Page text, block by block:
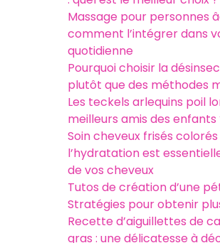
Massage pour personnes
comment l’intégrer dans
quotidienne
Pourquoi choisir la
plutôt que des méthodes
Les teckels arlequins poil
meilleurs amis des enfants
Soin cheveux frisés
l’hydratation est
de vos cheveux
Tutos de création d’une
Stratégies pour obtenir
Recette d’aiguillettes de
gras : une délicatesse à